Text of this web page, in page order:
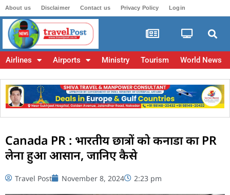
About us Disclaimer Contact us Privacy Policy Login
Airlines Airports Ministry Tourism World News
Canada PR : भारतीय छात्रों को कनाडा का PR
लेना हुआ आसान, जानिए कैसे
Travel Post November 8, 2024 2:23 pm